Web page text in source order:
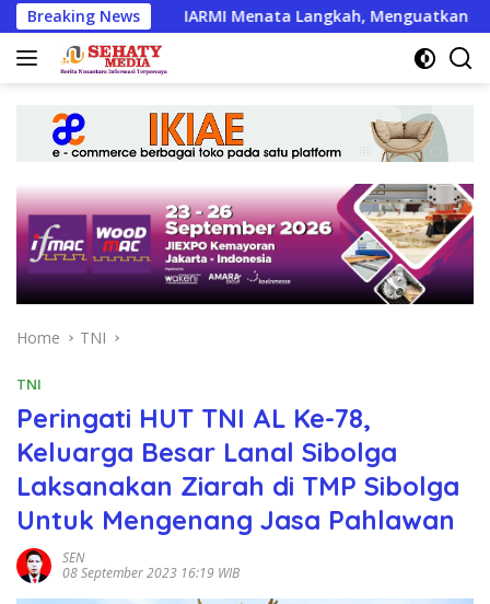
Skip
to
content
Breaking NewsIARMI Menata Langkah, Menguatkan Barisan
Home TNI
TNI
Peringati HUT TNI AL Ke-78,
Keluarga Besar Lanal Sibolga
Laksanakan Ziarah di TMP Sibolga
Untuk Mengenang Jasa Pahlawan
SEN
08 September 2023 16:19 WIB